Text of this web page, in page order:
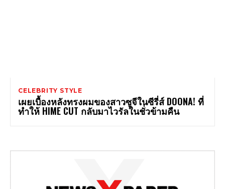
CELEBRITY STYLE
เผยเบื้องหลังทรงผมของสาวซูจีในซีรี่ส์ DOONA! ที่
ทำให้ HIME CUT กลับมาไวรัลในชั่วข้ามคืน